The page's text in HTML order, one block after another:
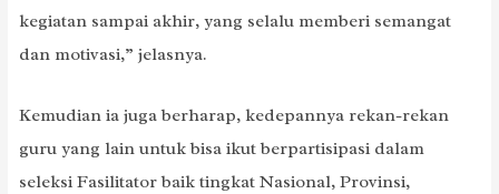
kegiatan sampai akhir, yang selalu memberi semangat
dan motivasi,” jelasnya.
Kemudian ia juga berharap, kedepannya rekan-rekan
guru yang lain untuk bisa ikut berpartisipasi dalam
seleksi Fasilitator baik tingkat Nasional, Provinsi,